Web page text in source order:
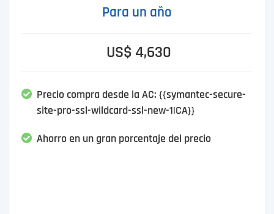
Para un año
US$ 4,630
Precio compra desde la AC: {{symantec-secure-
site-pro-ssl-wildcard-ssl-new-1|CA}}
Ahorro en un gran porcentaje del precio